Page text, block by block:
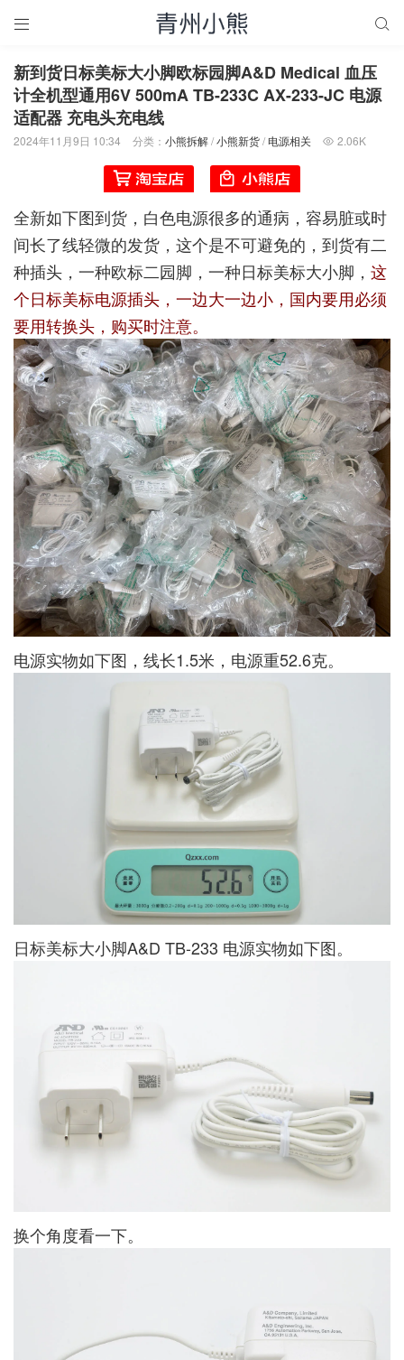
 
新到货日标美标大小脚欧标园脚A&D Medical 血压
计全机型通用6V 500mA TB-233C AX-233-JC 电源
适配器 充电头充电线
2024年11月9日 10:34 分类： 小熊拆解/小熊新货/ 电源相关  2.06K
全新如下图到货，白色电源很多的通病，容易脏或时
间长了线轻微的发货，这个是不可避免的，到货有二
种插头，一种欧标二园脚，一种日标美标大小脚， 这
个日标美标电源插头，一边大一边小，国内要用必须
要用转换头，购买时注意。
电源实物如下图，线长1.5米，电源重52.6克。
日标美标大小脚A&D TB-233 电源实物如下图。
换个角度看一下。